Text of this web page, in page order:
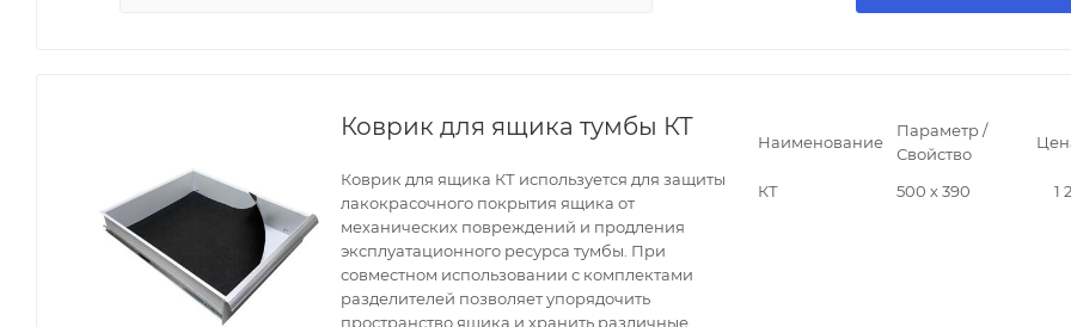
Коврик для ящика тумбы КТ
Коврик для ящика КТ используется для защиты
лакокрасочного покрытия ящика от
механических повреждений и продления
эксплуатационного ресурса тумбы. При
совместном использовании с комплектами
разделителей позволяет упорядочить
пространство ящика и хранить различные
Наименование
Параметр /
Свойство
КТ 500 х 390 1